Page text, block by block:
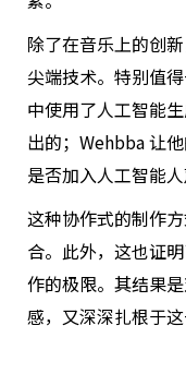
除了在音乐上的创
尖端技术。特别值
中使用了人工智能
出的；Wehbba 让
是否加入人工智能人
这种协作式的制作
合。此外，这也证
作的极限。其结果
感，又深深扎根于这